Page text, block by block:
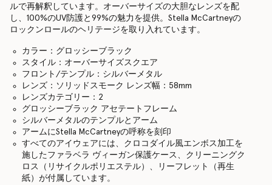
ルで再解釈しています。オーバーサイズの大胆なレンズを配
し、100%のUV防護と99%の魅力を提供。Stella McCartneyの
ロックンロールのヘリテージを取り入れています。
カラー：グロッシーブラック
スタイル：オーバーサイズスクエア
フロント/テンプル：シルバーメタル
レンズ：ソリッドスモーク レンズ幅：58mm
レンズカテゴリー：2
グロッシーブラック アセテートフレーム
シルバーメタルのテンプルとアーム
アームにStella McCartneyの呼称を刻印
すべてのアイウェアには、クロコダイル風エンボス加工を
施したファラベラ ヴィーガン保護ケース、クリーニングク
ロス（リサイクルポリエステル）、リーフレット（再生
紙）が付属しています。